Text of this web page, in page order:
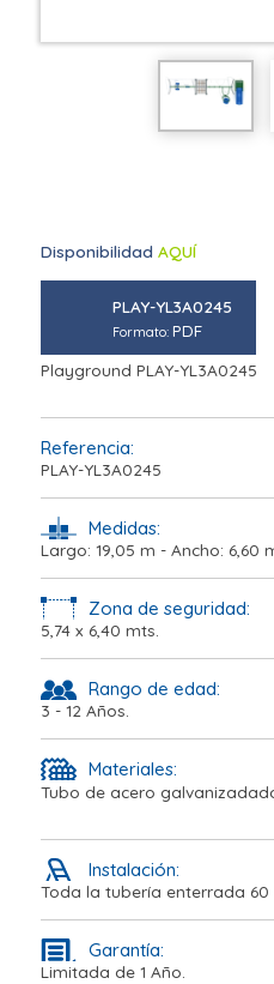
Disponibilidad AQUÍ
PLAY-YL3A0245
Formato: PDF
Playground PLAY-YL3A0245
Referencia:
PLAY-YL3A0245
Medidas:
Largo: 19,05 m - Ancho: 6,60
Zona de seguridad:
5,74 x 6,40 mts.
Rango de edad:
3 - 12 Años.
Materiales:
Tubo de acero
Instalación:
Toda la tubería enterrada 60
Garantía:
Limitada de 1 Año.